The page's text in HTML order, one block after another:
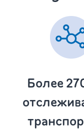
Более